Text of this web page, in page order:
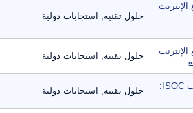
حلول تقنيه, استجابات دولية
حلول تقنيه, استجابات دولية
التقرير السنوي لمجتمع الانترنت ISOC:
حلول تقنيه, استجابات دولية